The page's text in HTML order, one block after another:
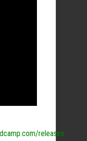
releases